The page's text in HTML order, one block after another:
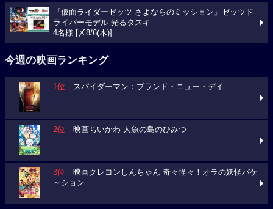
『仮面ライダーゼッツ さよならのミッション』ゼッツド
ライバーモデル 光るタスキ
4名様 [〆8/6(木)]
今週の映画ランキング
1位 スパイダーマン：ブランド・ニュー・デイ
2位 映画ちいかわ 人魚の島のひみつ
3位 映画クレヨンしんちゃん 奇々怪々！オラの妖怪バケ
～ション